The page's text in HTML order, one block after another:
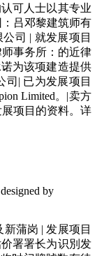
可人士以其专业
吕邓黎建筑师有
司 | 就发展项目
事务所：的近律
为该项建造提供
| 已为发展项目
Limited。|卖方
项目的资料。详
by
蒲岗 | 发展项目
署署长为识別发